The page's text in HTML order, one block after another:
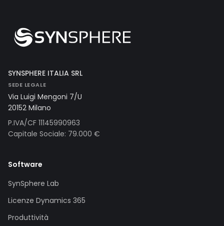
SYNSPHERE ITALIA SRL
SEDE LEGALE
Via Luigi Mengoni 7/U
20152 Milano
P.IVA/CF 11145990963
Capitale Sociale: 79.000 €
Software
SynSphere Lab
Licenze Dynamics 365
Produttività